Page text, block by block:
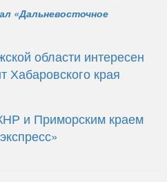
«Дальневосточное
области интересен
Хабаровского края
и Приморским краем